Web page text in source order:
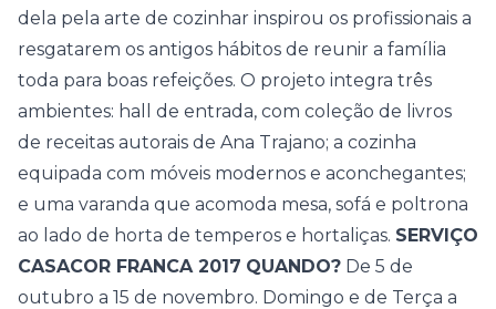
dela pela arte de cozinhar inspirou os profissionais a
resgatarem os antigos hábitos de reunir a família
toda para boas refeições. O projeto integra três
ambientes: hall de entrada, com coleção de livros
de receitas autorais de Ana Trajano; a cozinha
equipada com móveis modernos e aconchegantes;
e uma varanda que acomoda mesa, sofá e poltrona
ao lado de horta de temperos e hortaliças. SERVIÇO
CASACOR FRANCA 2017 QUANDO? De 5 de
outubro a 15 de novembro. Domingo e de Terça a